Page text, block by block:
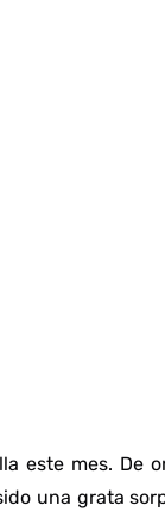
este mes. De
una grata